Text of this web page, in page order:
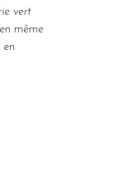
vert
même
en